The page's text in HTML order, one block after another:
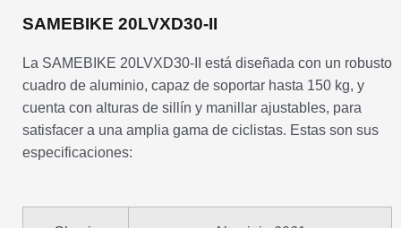
SAMEBIKE 20LVXD30-II
La SAMEBIKE 20LVXD30-II está diseñada con un robusto
cuadro de aluminio, capaz de soportar hasta 150 kg, y
cuenta con alturas de sillín y manillar ajustables, para
satisfacer a una amplia gama de ciclistas. Estas son sus
especificaciones: